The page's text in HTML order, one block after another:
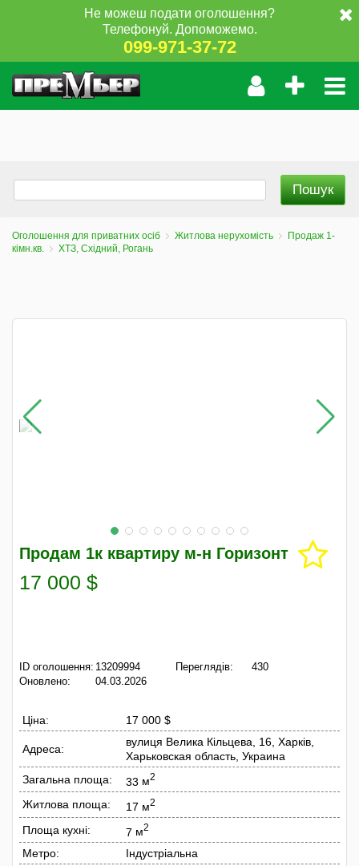
Не можеш подати оголошення?
Телефонуй. Допоможемо.
099-971-37-72
Оголошення для приватних осіб Житлова нерухомість
Продаж 1-
кімн.кв.
ХТЗ, Східний, Рогань
Продам 1к квартиру м-н Горизонт
17 000 $
ID оголошення: 13209994
Оновлено:
04.03.2026
Переглядів: 430
Ціна: 17 000 $
Адреса:
вулиця Велика Кільцева, 16, Харків,
Харьковская область, Украина
Загальна площа:
33 м2
Житлова площа: 17 м2
Площа кухні: 7 м2
Метро:
Індустріальна